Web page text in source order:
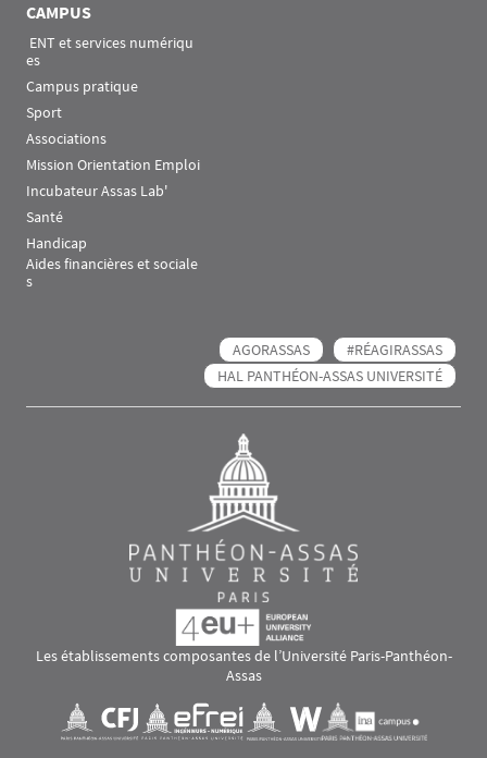
CAMPUS
es
Campus pratique
Sport
Associations
Mission Orientation Emploi
Incubateur Assas Lab'
Santé
Handicap
Aides financières et sociale
s
AGORASSAS
#RÉAGIRASSAS
HAL PANTHÉON-ASSAS UNIVERSITÉ
Les établissements composantes de l’Université Paris-Panthéon-
Assas
Visuel svgVisuel svg Visuel svgVisuel svg